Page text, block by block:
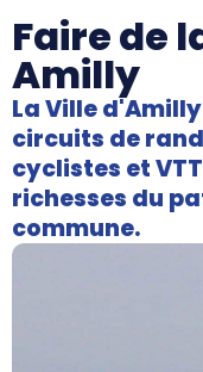
Faire de
Amilly
La Ville
circuits de
cyclistes et
richesses du
commune.